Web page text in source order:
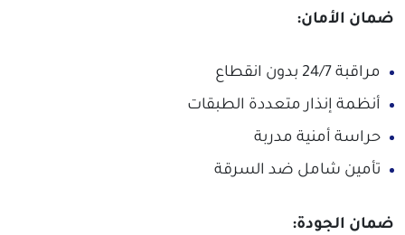
ضمان الأمان:
مراقبة 24/7 بدون انقطاع
أنظمة إنذار متعددة الطبقات
حراسة أمنية مدربة
تأمين شامل ضد السرقة
ضمان الجودة: